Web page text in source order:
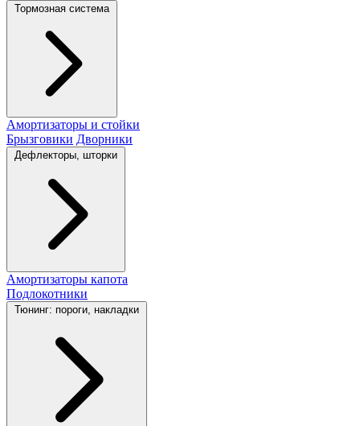
Тормозная система
Амортизаторы и стойки
Брызговики Дворники
Дефлекторы, шторки
Амортизаторы капота
Подлокотники
Тюнинг: пороги, накладки